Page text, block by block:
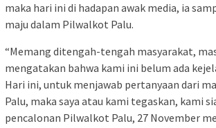
maka hari ini di hadapan awak media, ia
maju dalam Pilwalkot Palu.
“Memang ditengah-tengah masyarakat,
mengatakan bahwa kami ini belum ada
Hari ini, untuk menjawab pertanyaan dari
Palu, maka saya atau kami tegaskan, kami
pencalonan Pilwalkot Palu, 27 November